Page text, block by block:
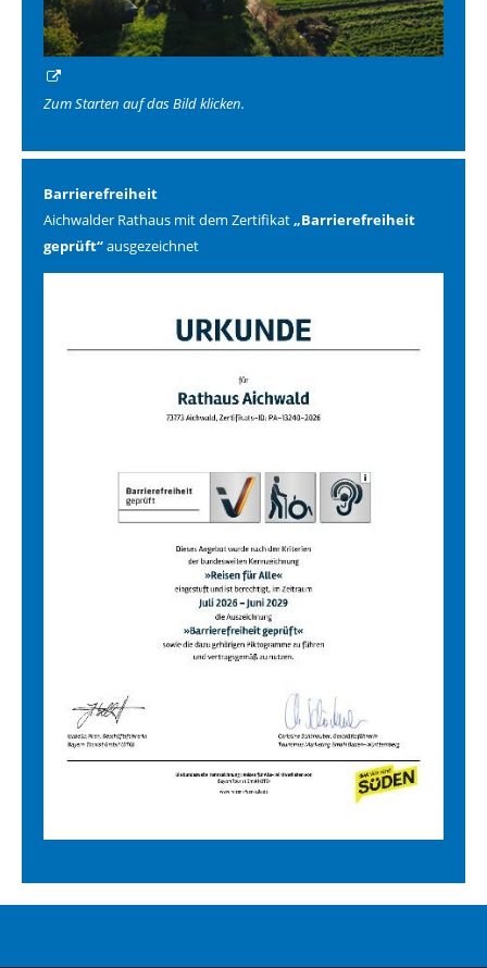
Zum Starten auf das Bild klicken.
Barrierefreiheit
Aichwalder Rathaus mit dem Zertifikat„Barrierefreiheit
geprüft“ausgezeichnet